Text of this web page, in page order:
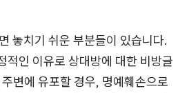
놓치기 쉬운 부분들이 있습니다.
적인 이유로 상대방에 대한 비방글
변에 유포할 경우, 명예훼손으로